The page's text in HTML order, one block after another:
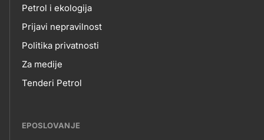
Petrol i ekologija
Prijavi nepravilnost
Politika privatnosti
Za medije
Tenderi Petrol
EPOSLOVANJE